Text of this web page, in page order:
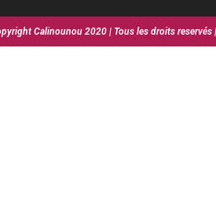
Calinounou 2020 | Tous les droits reservés